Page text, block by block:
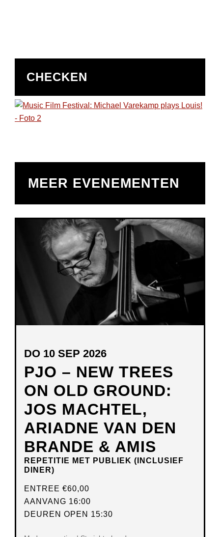
CHECKEN
MEER EVENEMENTEN
PJO – NEW TREES
ON OLD GROUND:
JOS MACHTEL,
ARIADNE VAN DEN
BRANDE & AMIS
REPETITIE MET PUBLIEK (INCLUSIEF
DINER)
DO 10 SEP 2026
ENTREE €60,00
AANVANG 16:00
DEUREN OPEN 15:30